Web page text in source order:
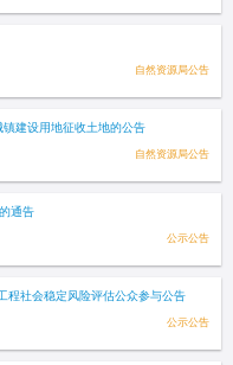
自然资源局公告
建设用地征收土地的公告
自然资源局公告
通告
公示公告
程社会稳定风险评估公众参与公告
公示公告